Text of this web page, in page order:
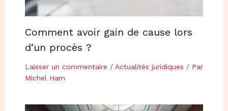
Comment avoir gain de cause lors
d’un procès ?
Laisser un commentaire / Actualités juridiques / Par
Michel Ham